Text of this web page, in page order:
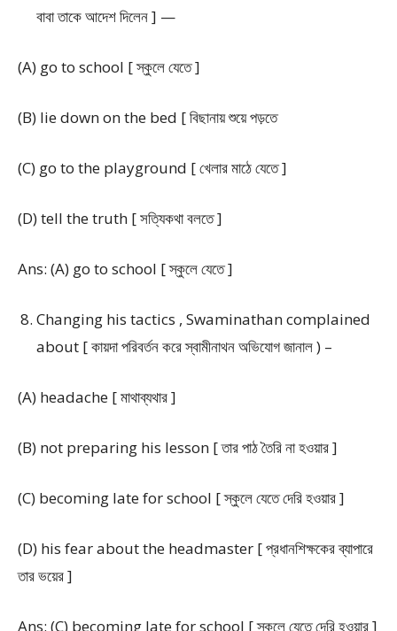
বাবা তাকে আদেশ দিলেন ] —
(A) go to school [ স্কুলে যেতে ]
(B) lie down on the bed [ বিছানায় শুয়ে পড়তে
(C) go to the playground [ খেলার মাঠে যেতে ]
(D) tell the truth [ সত্যিকথা বলতে ]
Ans: (A) go to school [ স্কুলে যেতে ]
Changing his tactics , Swaminathan complained
about [ কায়দা পরিবর্তন করে স্বামীনাথন অভিযোগ জানাল ) –
(A) headache [ মাথাব্যথার ]
(B) not preparing his lesson [ তার পাঠ তৈরি না হওয়ার ]
(C) becoming late for school [ স্কুলে যেতে দেরি হওয়ার ]
(D) his fear about the headmaster [ প্রধানশিক্ষকের ব্যাপারে
তার ভয়ের ]
Ans: (C) becoming late for school [ স্কুলে যেতে দেরি হওয়ার ]